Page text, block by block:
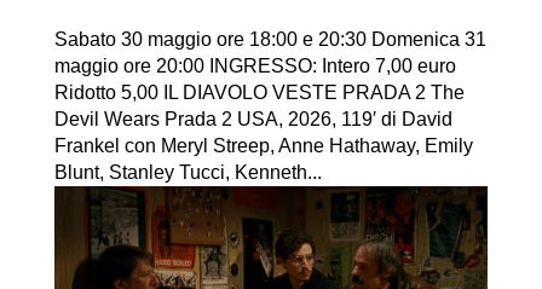
Sabato 30 maggio ore 18:00 e 20:30 Domenica 31
maggio ore 20:00 INGRESSO: Intero 7,00 euro
Ridotto 5,00 IL DIAVOLO VESTE PRADA 2 The
Devil Wears Prada 2 USA, 2026, 119′ di David
Frankel con Meryl Streep, Anne Hathaway, Emily
Blunt, Stanley Tucci, Kenneth...